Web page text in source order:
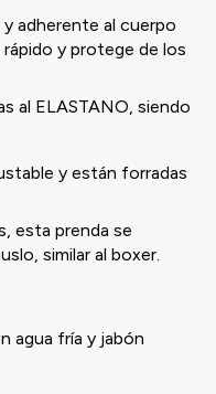
y adherente al cuerpo
y protege de los
al ELASTANO, siendo
y están forradas
esta prenda se
similar al boxer.
agua fría y jabón